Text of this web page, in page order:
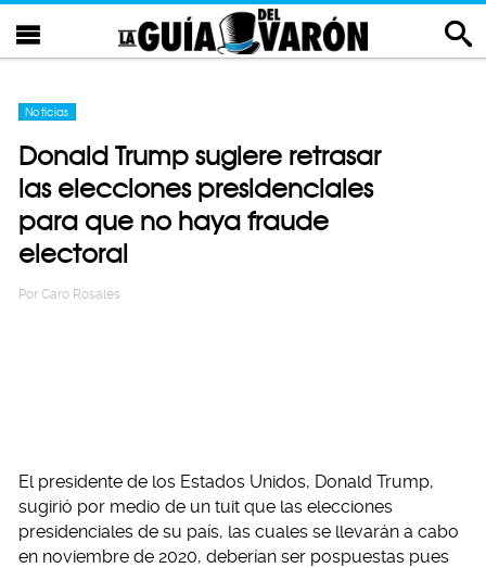
Noticias
Donald Trump sugiere retrasar
las elecciones presidenciales
para que no haya fraude
electoral
Por Caro Rosales
El presidente de los Estados Unidos, Donald Trump,
sugirió por medio de un tuit que las elecciones
presidenciales de su país, las cuales se llevarán a cabo
en noviembre de 2020, deberían ser pospuestas pues